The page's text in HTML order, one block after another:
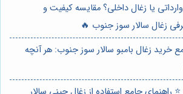
یا زغال داخلی؟ مقایسه کیفیت و
زغال سالار سوز جنوب 🔥
خرید زغال بامبو سالار سوز جنوب: هر آنچه